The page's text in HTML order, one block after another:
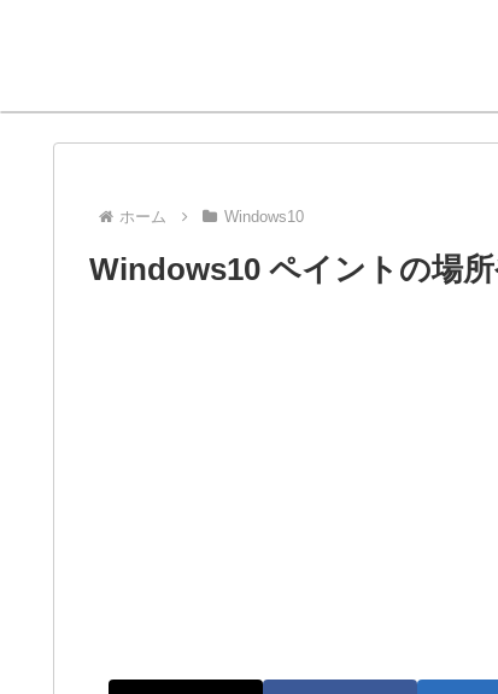
ホーム Windows10
Windows10 ペイントの場